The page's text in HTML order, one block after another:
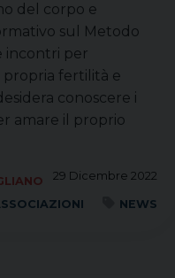
del corpo e
sul Metodo
incontri per
propria fertilità e
conoscere i
amare il proprio
29 Dicembre 2022
NEWS